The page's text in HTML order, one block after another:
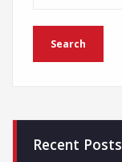
Recent Posts